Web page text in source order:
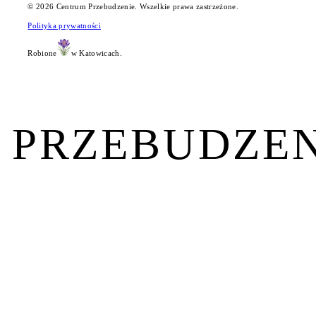
©2026 Centrum Przebudzenie. Wszelkie prawa zastrzeżone.
Polityka prywatności
Robione w Katowicach.